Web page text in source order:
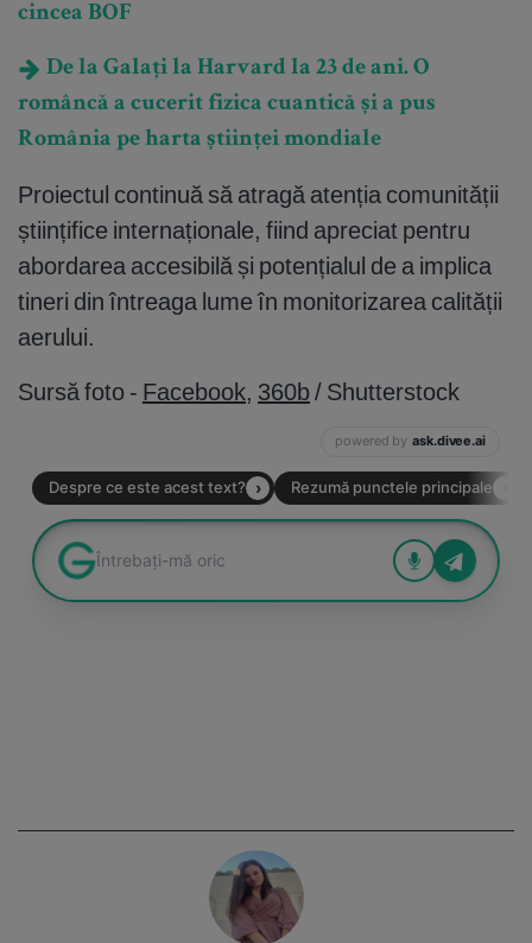
cincea BOF
De la Galați la Harvard la 23 de ani. O
româncă a cucerit fizica cuantică și a pus
România pe harta științei mondiale
Proiectul continuă să atragă atenția comunității
științifice internaționale, fiind apreciat pentru
abordarea accesibilă și potențialul de a implica
tineri din întreaga lume în monitorizarea calității
aerului.
Sursă foto - Facebook, 360b/ Shutterstock